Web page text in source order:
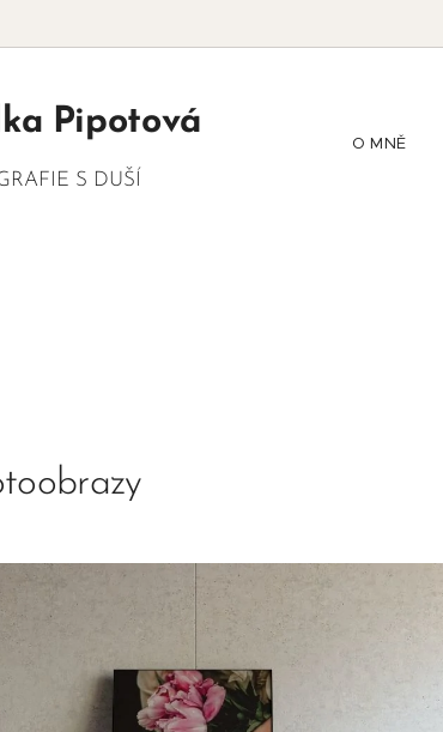
Pipotová
S DUŠÍ
O MNĚ